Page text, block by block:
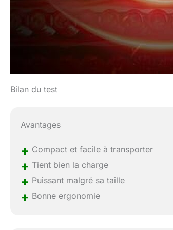
Bilan du test
Avantages
+ Compact et facile à transporter
+ Tient bien la charge
+ Puissant malgré sa taille
+ Bonne ergonomie